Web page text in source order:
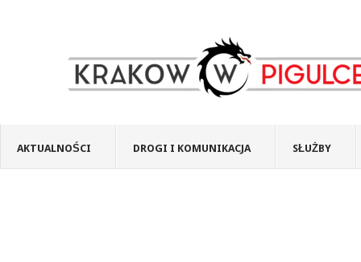
AKTUALNOŚCI DROGI I KOMUNIKACJA SŁUŻBY